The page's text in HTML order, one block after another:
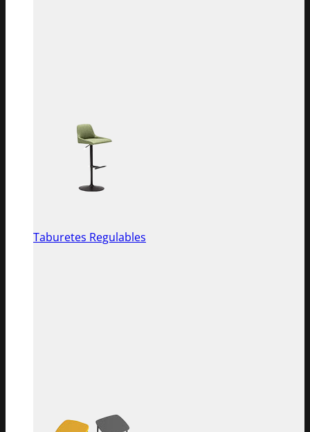
Taburetes Regulables